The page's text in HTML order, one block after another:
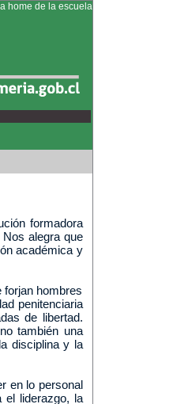
home de la escuela
formadora
alegra que
académica y
forjan hombres
penitenciaria
de libertad.
también una
disciplina y la
en lo personal
el liderazgo, la